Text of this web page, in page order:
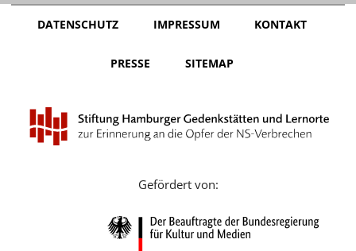
Nederlands
Português
Русский
DATENSCHUTZ IMPRESSUM KONTAKT
PRESSE SITEMAP
Gefördert von: